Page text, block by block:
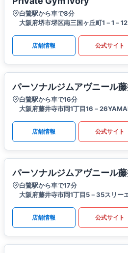
白鷺駅から車で8分
大阪府堺市堺区南三国ヶ丘町1－1－12
店舗情報 公式サイト
パーソナルジムアヴニール
白鷺駅から車で16分
大阪府藤井寺市岡1丁目16－
店舗情報 公式サイト
パーソナルジムアヴニール
白鷺駅から車で17分
大阪府藤井寺市岡1丁目5－35スリー
店舗情報 公式サイト